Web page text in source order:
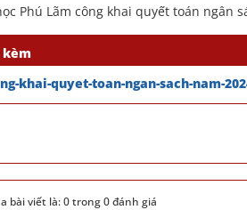
Phú Lãm công khai quyết toán ngân
kèm
khai-quyet-toan-ngan-sach-nam-
bài viết là: 0 trong 0 đánh giá